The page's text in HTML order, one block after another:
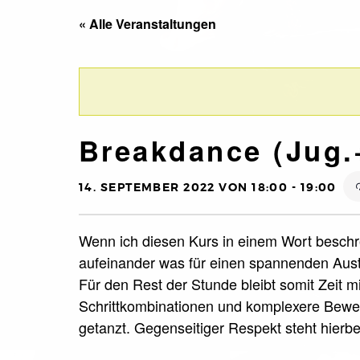
« Alle Veranstaltungen
Breakdance
14. SEPTEMBER 2022 VON 18:00 - 19:00
Wenn ich diesen Kurs in einem Wort
aufeinander was für einen spannenden
Für den Rest der Stunde bleibt somit Zeit
Schrittkombinationen und komplexere
getanzt. Gegenseitiger Respekt steht